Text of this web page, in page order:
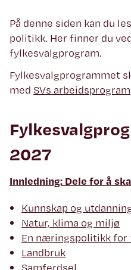
På denne siden kan du
politikk. Her finner du
fylkesvalgprogram.
Fylkesvalgprogrammet
med SVs arbeidsprogram
2027
Innledning: Dele for å
Kunnskap og
Natur, klima og miljø
En næringspolitikk for
Landbruk